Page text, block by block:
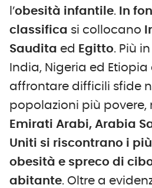
l’obesità infantile. In
classifica si collocano
Saudita ed Egitto. Più
India, Nigeria ed
affrontare difficili sfide
popolazioni più povere,
Emirati Arabi, Arabia
Uniti si riscontrano i
obesità e spreco di
abitante. Oltre a